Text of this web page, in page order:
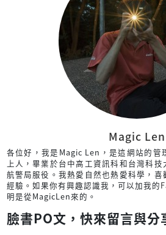
Magic Len
各位好，我是Magic Len，是這網站的管
上人，畢業於台中高工資訊科和台灣科
航警局服役。我熱愛自然也熱愛科學，
經驗。如果你有興趣認識我，可以加我的
明是從MagicLen來的。
臉書PO文，快來留言與分